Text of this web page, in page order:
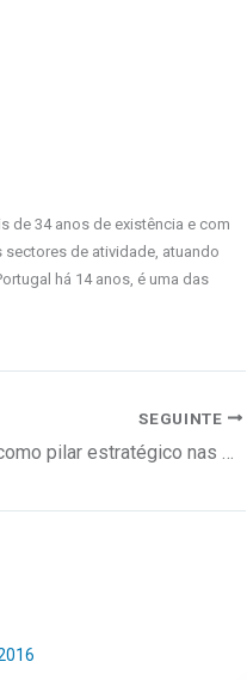
de 34 anos de existência e com
de atividade, atuando
há 14 anos, é uma das
SEGUINTE